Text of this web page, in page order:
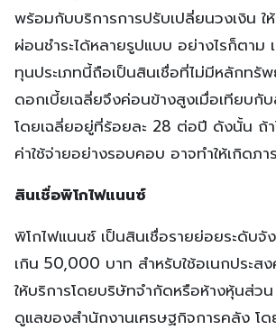
พร้อมกับบริการการปรับเปลี่ยนวงเงิน ใ
ผ่อนชำระได้หลายรูปแบบ อย่างไรก็ตาม
ทุนประเภทนี้ถือเป็นสินเชื่อที่ไม่มีหลักทรั
ดอกเบี้ยเฉลี่ยจึงค่อนข้างสูงเมื่อเทียบกั
โดยเฉลี่ยอยู่ที่ร้อยละ 28 ต่อปี ดังนั้น ถ้า
ค่าใช้จ่ายอย่างรอบคอบ อาจทำให้เกิดภ
สินเชื่อพิโกไฟแนนซ์
พิโกไฟแนนซ์ เป็นสินเชื่อรายย่อยระดับจั
เกิน 50,000 บาท สำหรับใช้อเนกประส
ให้บริการโดยบริษัทจำกัดหรือห้างหุ้นส่ว
ดูแลของสำนักงานเศรษฐกิจการคลัง โ